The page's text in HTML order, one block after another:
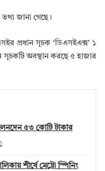
জানা গেছে।
প্রধান সূচক ‘ডিএসইএক্স’ ১
সূচকটি অবস্থান করছে ৫ হাজার
লেনদেন ৫৩ কোটি টাকার
শীর্ষে মেট্রো স্পিনিং